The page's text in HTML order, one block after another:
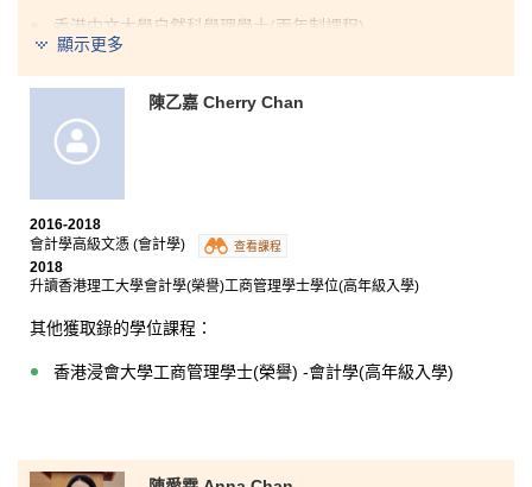
香港中文大學自然科學理學士(兩年制課程)
香港科技大學理學士(生物科學)(高年級入學)
程及輔助我的老師們。不論是課程提供的機會，教師的
熱誠，還是同學間的牽絆，都讓我獲得了解自己所長與
所好的機會。更重要的是，這課程的導師很有耐心，他
們啟發了我，要達成一個目標其實有很多的途徑，所以
更加鼓勵我嘗試新事物。我用了兩年時間修讀這個高級
文憑課程並不枉費，有些路只要全力以赴走下去，結果
會遠超越我們想的。
顯示更多
陳乙嘉 Cherry Chan
2016-2018
會計學高級文憑 (會計學)
查看課程
2018
升讀香港理工大學會計學(榮譽)工商管理學士學位(高年級入學)
其他獲取錄的學位課程：
香港浸會大學工商管理學士(榮譽) -會計學(高年級入學)